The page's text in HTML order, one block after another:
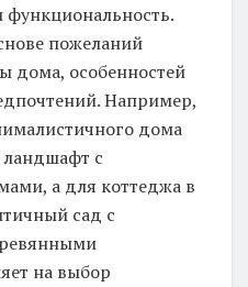
функциональность.
пожеланий
дома, особенностей
Например,
дома
с
а для коттеджа в
сад с
на выбор